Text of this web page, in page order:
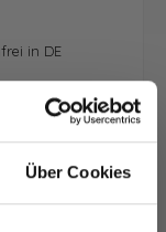
Über Cookies
in DE